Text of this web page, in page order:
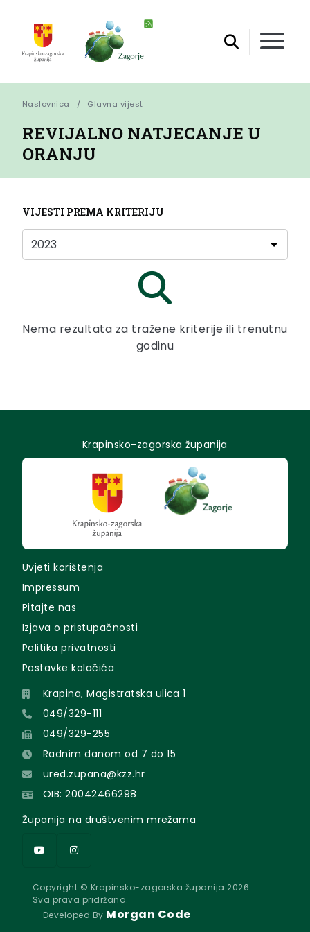
Naslovnica Glavna vijest
REVIJALNO NATJECANJE U
ORANJU
VIJESTI PREMA KRITERIJU
Nema rezultata za tražene kriterije ili trenutnu
godinu
Krapinsko-zagorska županija
Uvjeti korištenja
Impressum
Pitajte nas
Izjava o pristupačnosti
Politika privatnosti
Postavke kolačića
Krapina, Magistratska ulica 1
049/329-111
049/329-255
Radnim danom od 7 do 15
ured.zupana@kzz.hr
OIB: 20042466298
Županija na društvenim mrežama
Copyright © Krapinsko-zagorska županija 2026.
Sva prava pridržana.
Developed By Morgan Code